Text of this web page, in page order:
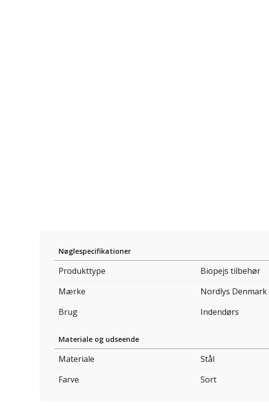
Nøglespecifikationer
Produkttype
Biopejs tilbehør
Mærke
Nordlys Denmark
Brug
Indendørs
Materiale og udseende
Materiale
Stål
Farve
Sort